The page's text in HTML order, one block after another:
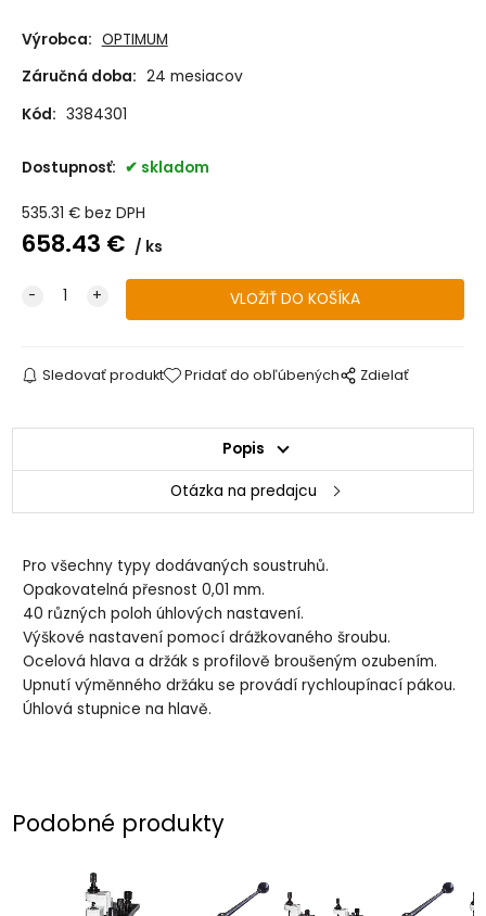
Výrobca: OPTIMUM
Záručná doba: 24 mesiacov
Kód: 3384301
Dostupnosť: skladom
535.31 € bez DPH
658.43 € ks
Sledovať produkt Pridať do obľúbených Zdielať
Popis
Otázka na predajcu
Pro všechny typy dodávaných soustruhů.
Opakovatelná přesnost 0,01 mm.
40 různých poloh úhlových nastavení.
Výškové nastavení pomocí drážkovaného šroubu.
Ocelová hlava a držák s profilově broušeným ozubením.
Upnutí výměnného držáku se provádí rychloupínací pákou.
Úhlová stupnice na hlavě.
Podobné produkty